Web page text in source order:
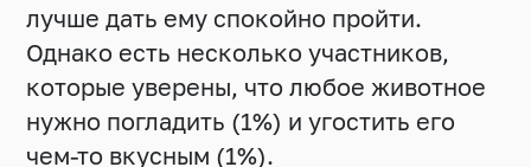
лучше дать ему спокойно пройти.
Однако есть несколько участников,
которые уверены, что любое животное
нужно погладить (1%) и угостить его
чем-то вкусным (1%).